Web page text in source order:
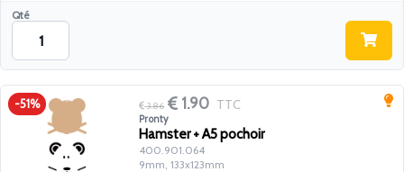
Qté
-51% 3.86 1.90 TTC
Pronty
Hamster + A5 pochoir
400.901.064
9mm, 133x123mm